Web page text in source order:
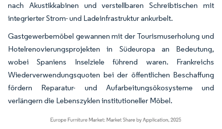
nach Akustikkabinen und verstellbaren Schreibtischen mit
integrierter Strom- und Ladeinfrastruktur ankurbelt.
Gastgewerbemöbel gewannen mit der Tourismuserholung und
Hotelrenovierungsprojekten in Südeuropa an Bedeutung,
wobei Spaniens Inselziele führend waren. Frankreichs
Wiederverwendungsquoten bei der öffentlichen Beschaffung
fördern Reparatur- und Aufarbeitungsökosysteme und
verlängern die Lebenszyklen institutioneller Möbel.